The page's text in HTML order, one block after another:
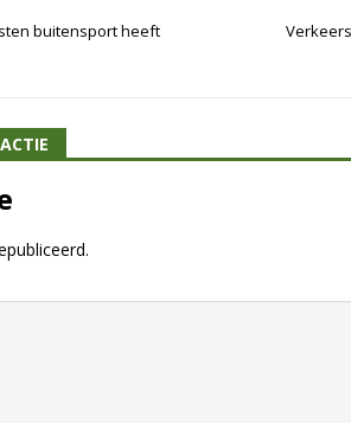
buitensport heeft